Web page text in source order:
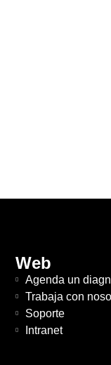
Web
Agenda un
Trabaja con
Soporte
Intranet